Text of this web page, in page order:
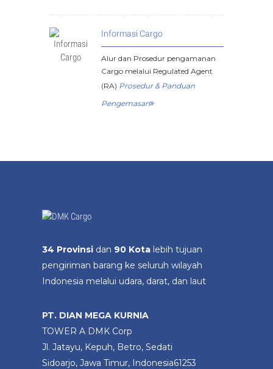
Informasi Cargo
Alur dan Prosedur pengamanan
Cargo melalui Regulated Agent
(RA) Prosedur & Panduan
Pengemasan
34 Provinsi dan 90 Kota lebih tujuan
pengiriman barang ke seluruh wilayah
Indonesia melalui udara, darat, dan laut
PT. DIAN MEGA KURNIA
TOWER A DMK Corp
Jl. Jatayu, Kepuh, Betro, Sedati
Sidoarjo, Jawa Timur, Indonesia61253